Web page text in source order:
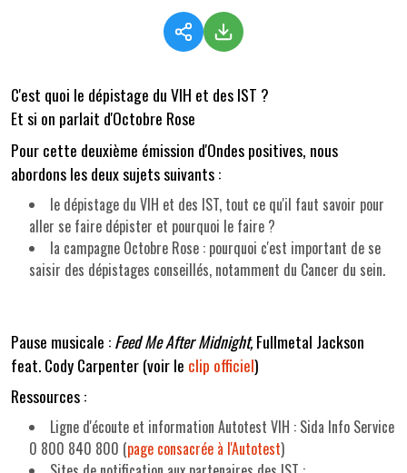
C'est quoi le dépistage du VIH et des IST ?
Et si on parlait d'Octobre Rose
Pour cette deuxième émission d'Ondes positives, nous
abordons les deux sujets suivants :
le dépistage du VIH et des IST, tout ce qu'il faut savoir pour
aller se faire dépister et pourquoi le faire ?
la campagne Octobre Rose : pourquoi c'est important de se
saisir des dépistages conseillés, notamment du Cancer du sein.
Pause musicale :Feed Me After Midnight,Fullmetal Jackson
feat. Cody Carpenter (voir le clip officiel)
Ressources :
Ligne d'écoute et information Autotest VIH : Sida Info Service
0 800 840 800 (page consacrée à l'Autotest)